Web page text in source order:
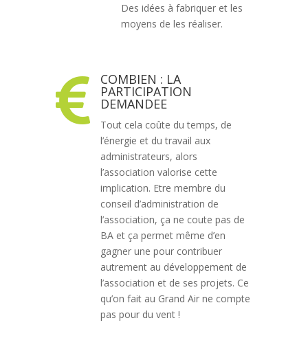
Des idées à fabriquer et les
moyens de les réaliser.
 COMBIEN : LA
PARTICIPATION
DEMANDEE
Tout cela coûte du temps, de
l’énergie et du travail aux
administrateurs, alors
l’association valorise cette
implication. Etre membre du
conseil d’administration de
l’association, ça ne coute pas de
BA et ça permet même d’en
gagner une pour contribuer
autrement au développement de
l’association et de ses projets. Ce
qu’on fait au Grand Air ne compte
pas pour du vent !